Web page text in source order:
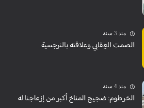
منذ 3 سنة
الصمت العِقابي وعلاقته بالنرجسية
منذ 4 سنة
الخرطوم: ضجيج المناخ أكبر من إزعاجنا له